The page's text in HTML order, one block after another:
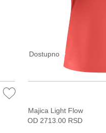
Dostupno
Majica Light Flow
OD 2713.00 RSD